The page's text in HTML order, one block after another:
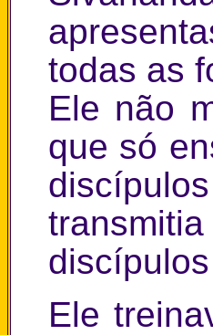
todas as
Ele não
que só
Ele